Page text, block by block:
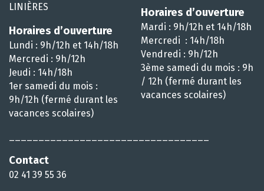
LINIÈRES
Horaires d’ouverture
Lundi : 9h/12h et 14h/18h
Mercredi : 9h/12h
Jeudi : 14h/18h
1er samedi du mois :
9h/12h (fermé durant les
vacances scolaires)
Contact
02 41 39 55 36
Horaires d’ouverture
Mardi : 9h/12h et 14h/18h
Mercredi : 14h/18h
Vendredi : 9h/12h
3ème samedi du mois : 9h
/ 12h (fermé durant les
vacances scolaires)